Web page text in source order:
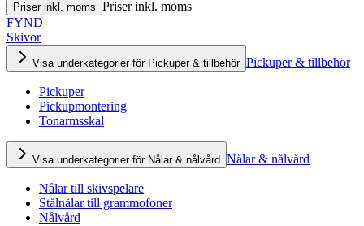
Priser inkl. moms Priser inkl. moms
FYND
Skivor
Visa underkategorier för Pickuper & tillbehör Pickuper & tillbehör
Pickuper
Pickupmontering
Tonarmsskal
Visa underkategorier för Nålar & nålvård Nålar & nålvård
Nålar till skivspelare
Stålnålar till grammofoner
Nålvård